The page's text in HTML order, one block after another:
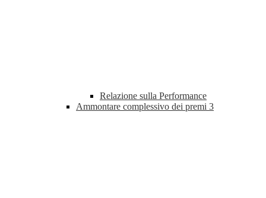
Relazione sulla Performance
Ammontare complessivo dei premi 3